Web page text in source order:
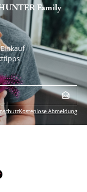
Family
Kostenlose Abmeldung